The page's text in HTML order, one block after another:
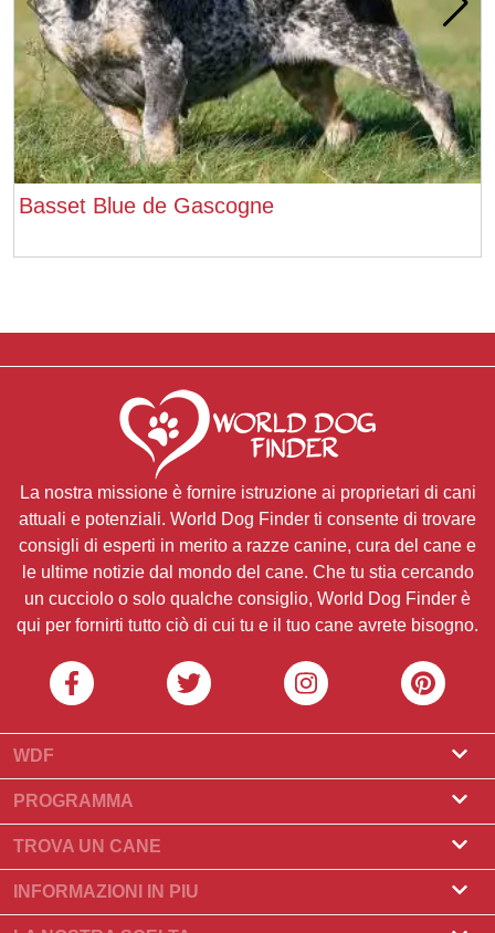
Basset Blue de Gascogne
La nostra missione è fornire istruzione ai proprietari di cani
attuali e potenziali. World Dog Finder ti consente di trovare
consigli di esperti in merito a razze canine, cura del cane e
le ultime notizie dal mondo del cane. Che tu stia cercando
un cucciolo o solo qualche consiglio, World Dog Finder è
qui per fornirti tutto ciò di cui tu e il tuo cane avrete bisogno.
WDF
Riguardo a noi
Cos'è World Dog Finder
Quali associazioni accettiamo?
Contatto
PROGRAMMA
Programma Allevatore
Programma per toelettatori
TROVA UN CANE
Trova un allevatore
Compra un cane
INFORMAZIONI IN PIU
Razze di cani